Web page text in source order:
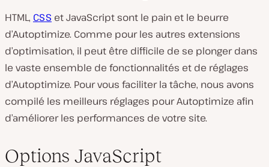
HTML, CSS et JavaScript sont le pain et le beurre
d’Autoptimize. Comme pour les autres extensions
d’optimisation, il peut être difficile de se plonger dans
le vaste ensemble de fonctionnalités et de réglages
d’Autoptimize. Pour vous faciliter la tâche, nous avons
compilé les meilleurs réglages pour Autoptimize afin
d’améliorer les performances de votre site.
Options JavaScript